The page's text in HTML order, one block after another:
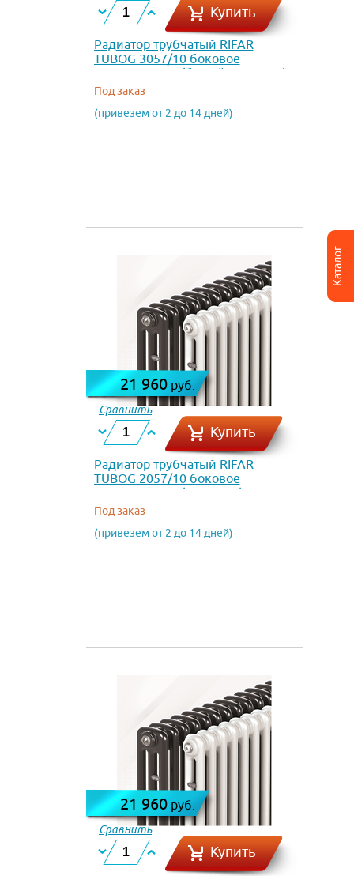
Каталог
Купить
Радиатор трубчатый RIFAR
TUBOG 3057/10 боковое
подключение (белый RAL 9016)
Под заказ
(привезем от 2 до 14 дней)
21 960руб.
Сравнить
Купить
Радиатор трубчатый RIFAR
TUBOG 2057/10 боковое
подключение (RAL 1035)
Под заказ
(привезем от 2 до 14 дней)
21 960руб.
Сравнить
Купить